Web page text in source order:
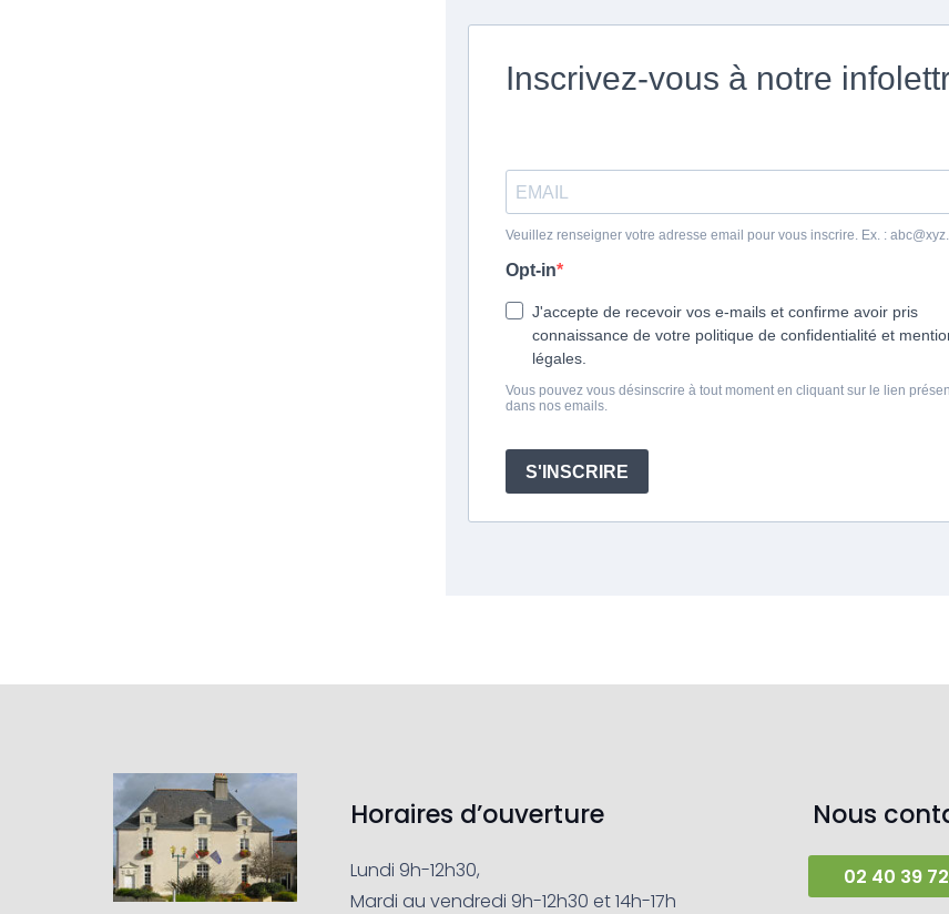
Horaires d’ouverture
Lundi 9h-12h30,
Mardi au vendredi 9h-12h30 et 14h-17h
Nous
02 40 39